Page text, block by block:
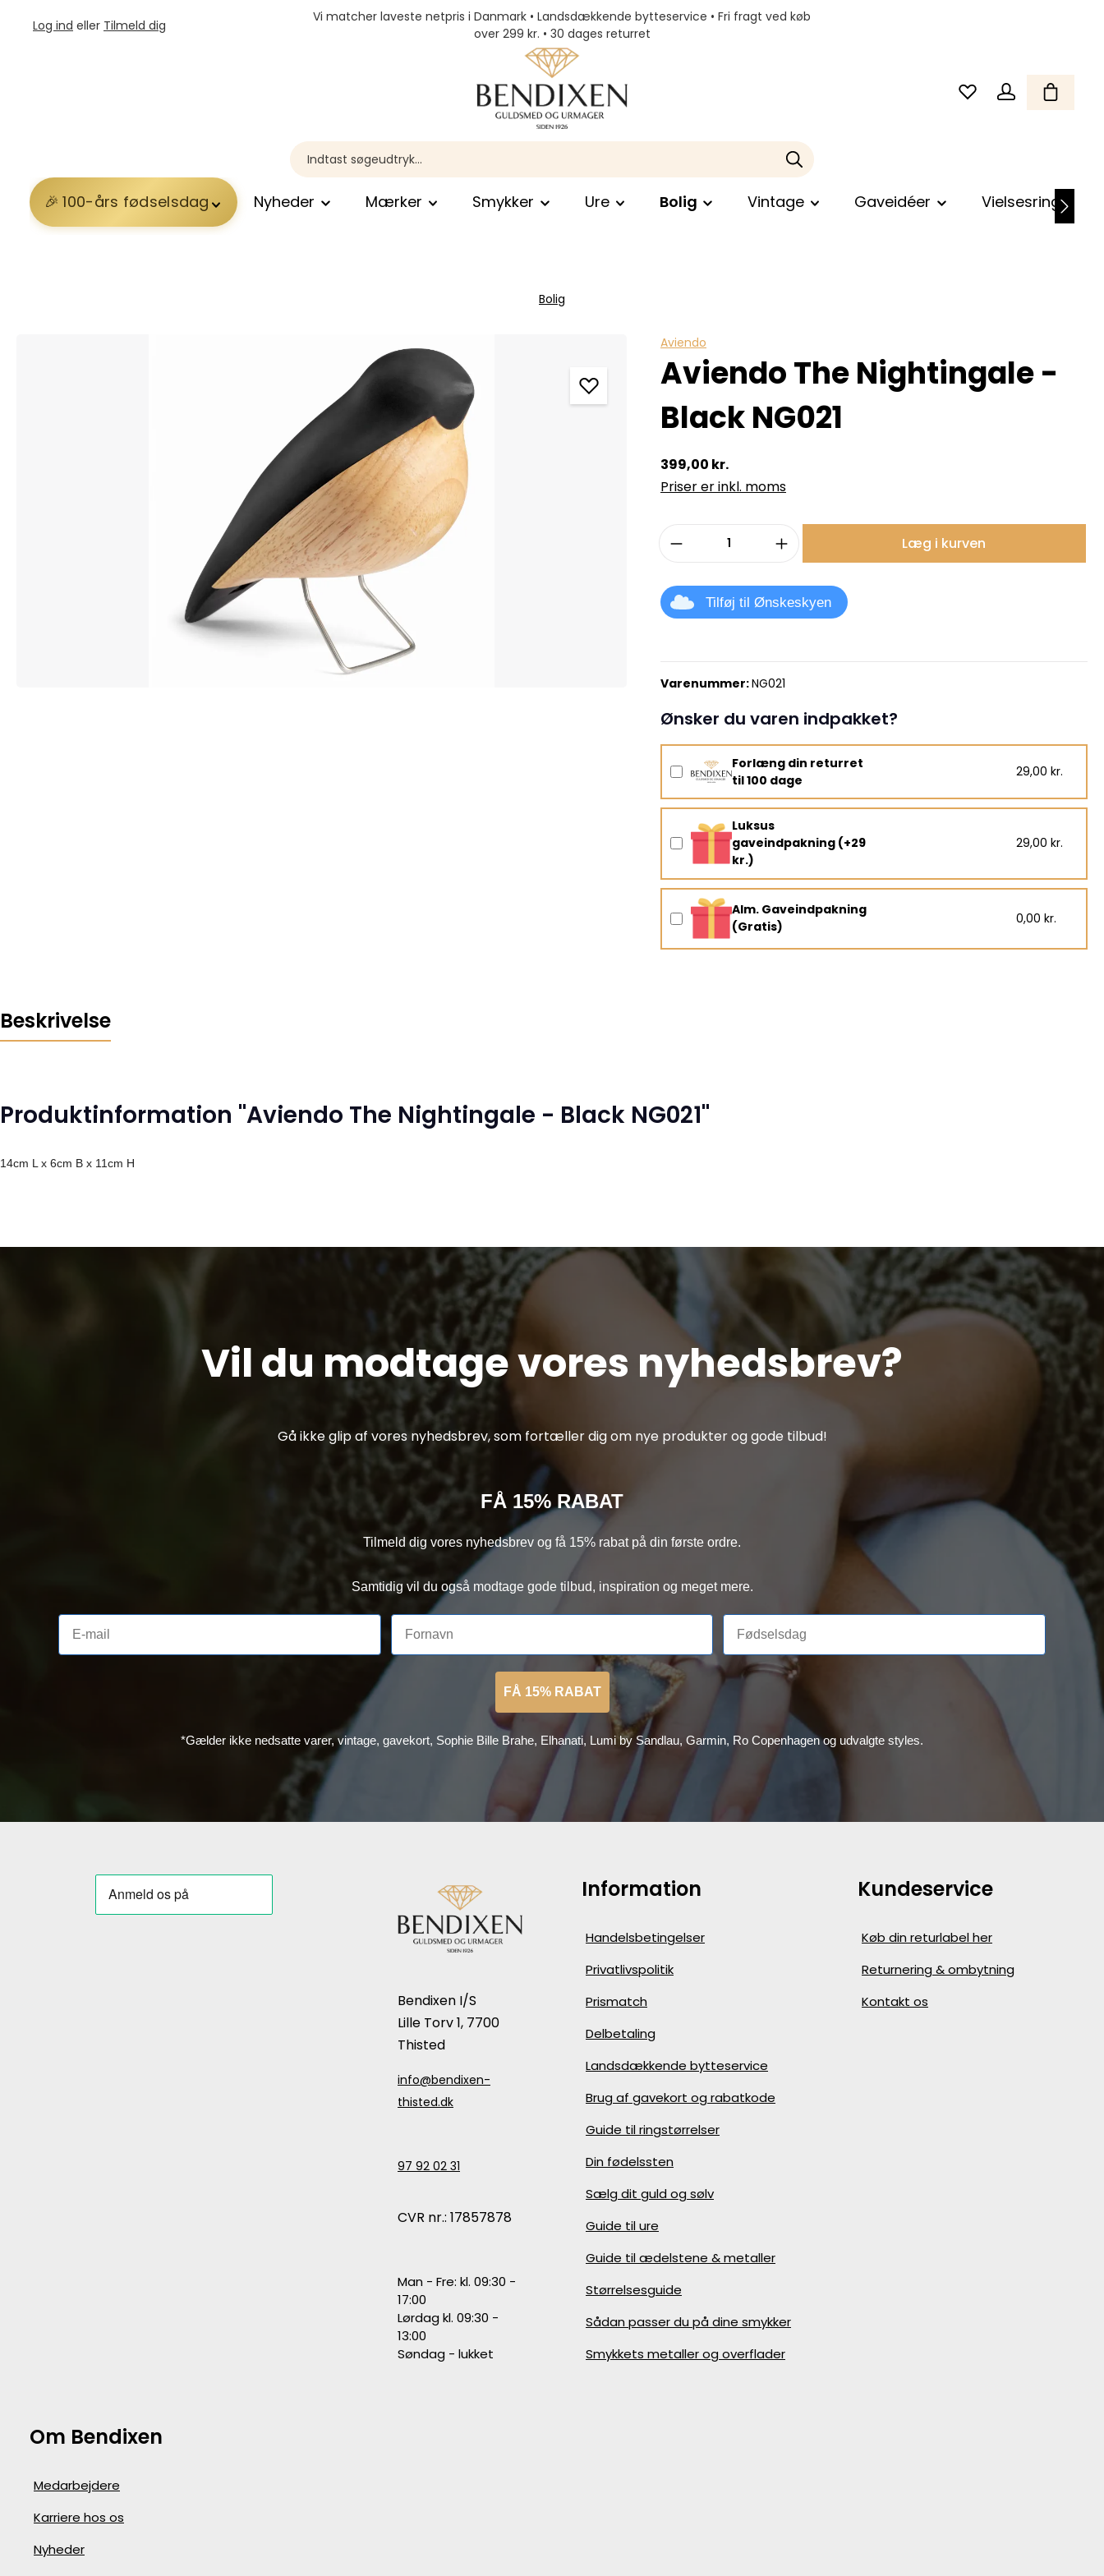
Log ind eller Tilmeld dig
Vi matcher laveste netpris i Danmark • Landsdækkende bytteservice • Fri fragt ved køb
over 299 kr. • 30 dages returret
100-års fødselsdag Nyheder Mærker Smykker Ure Bolig Vintage Gaveidéer Vielsesringe
Bolig
Aviendo
Aviendo The Nightingale -
Black NG021
399,00 kr.
Priser er inkl. moms
Produktmængde: Indtast det ønskede
Læg i kurven
Tilføj til Ønskeskyen
Varenummer:NG021
Ønsker du varen indpakket?
Forlæng din returret
til 100 dage
29,00 kr.
Luksus
gaveindpakning (+29
kr.)
29,00 kr.
Alm. Gaveindpakning
(Gratis)
0,00 kr.
Beskrivelse
Produktinformation "Aviendo The Nightingale - Black NG021"
14cm L x 6cm B x 11cm H
Vil du modtage vores nyhedsbrev?
Gå ikke glip af vores nyhedsbrev, som fortæller dig om nye produkter og gode tilbud!
FÅ 15% RABAT
Tilmeld dig vores nyhedsbrev og få 15% rabat på din første ordre.
Samtidig vil du også modtage gode tilbud, inspiration og meget mere.
FÅ 15% RABAT
*Gælder ikke nedsatte varer, vintage, gavekort, Sophie Bille Brahe, Elhanati, Lumi by Sandlau, Garmin, Ro Copenhagen og udvalgte styles.
Bendixen I/S
Lille Torv 1, 7700
Thisted
info@bendixen-
thisted.dk
97 92 02 31
CVR nr.: 17857878
Man - Fre: kl. 09:30 -
17:00
Lørdag kl. 09:30 -
13:00
Søndag - lukket
Information
Handelsbetingelser
Privatlivspolitik
Prismatch
Delbetaling
Landsdækkende bytteservice
Brug af gavekort og rabatkode
Guide til ringstørrelser
Din fødelssten
Sælg dit guld og sølv
Guide til ure
Guide til ædelstene & metaller
Størrelsesguide
Sådan passer du på dine smykker
Smykkets metaller og overflader
Kundeservice
Køb din returlabel her
Returnering & ombytning
Kontakt os
Om Bendixen
Medarbejdere
Karriere hos os
Nyheder